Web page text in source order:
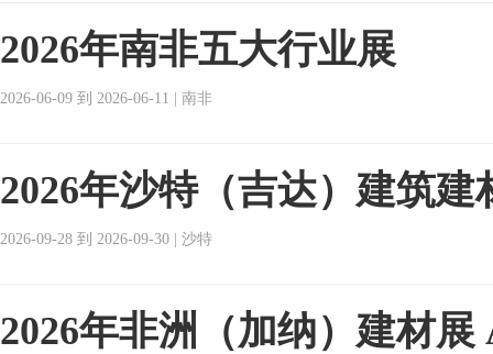
2026年南非五大行业展
2026-06-09 到 2026-06-11 | 南非
2026年沙特（吉达）建筑建
2026-09-28 到 2026-09-30 | 沙特
2026年非洲（加纳）建材展